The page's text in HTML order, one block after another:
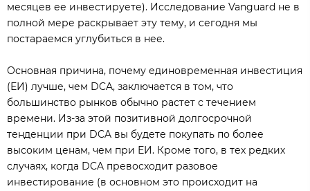
месяцев ее инвестируете). Исследование Vanguard не в
полной мере раскрывает эту тему, и сегодня мы
постараемся углубиться в нее.
Основная причина, почему единовременная инвестиция
(ЕИ) лучше, чем DCA, заключается в том, что
большинство рынков обычно растет с течением
времени. Из-за этой позитивной долгосрочной
тенденции при DCA вы будете покупать по более
высоким ценам, чем при ЕИ. Кроме того, в тех редких
случаях, когда DCA превосходит разовое
инвестирование (в основном это происходит на